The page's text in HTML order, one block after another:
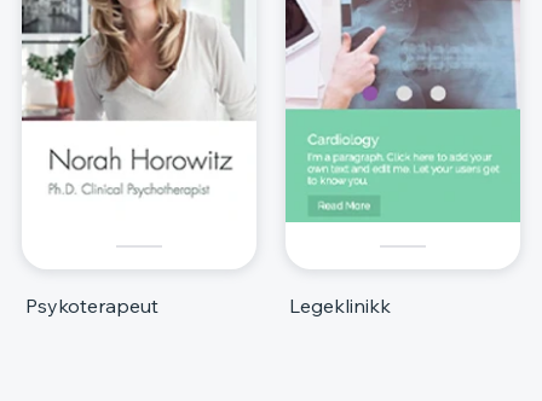
Psykoterapeut Legeklinikk